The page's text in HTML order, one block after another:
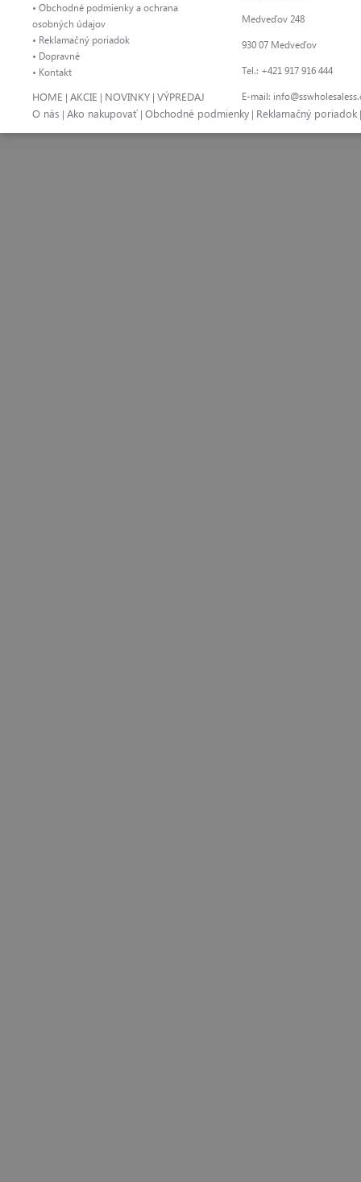
• Obchodné podmienky a ochrana
osobných údajov
• Reklamačný poriadok
• Dopravné
• Kontakt
Medveďov 248
930 07 Medveďov
Tel.: +421 917 916 444
E-mail:
HOME | AKCIE | NOVINKY | VÝPREDAJ
O nás | Ako nakupovať | Obchodné podmienky | Reklamačný poriadok